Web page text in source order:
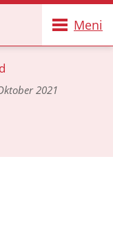
Meni
2021